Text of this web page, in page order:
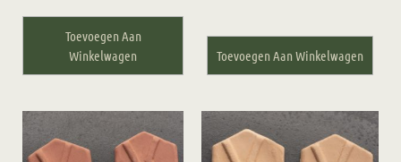
Toevoegen Aan
Winkelwagen
Toevoegen Aan Winkelwagen